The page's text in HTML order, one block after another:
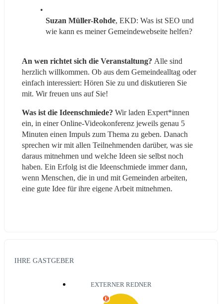
Suzan Müller-Rohde, EKD: Was ist SEO und
wie kann es meiner Gemeindewebseite helfen?
An wen richtet sich die Veranstaltung? Alle sind
herzlich willkommen. Ob aus dem Gemeindealltag oder
einfach interessiert: Hören Sie zu und diskutieren Sie
mit. Wir freuen uns auf Sie!
Was ist die Ideenschmiede? Wir laden Expert*innen
ein, in einer Online-Videokonferenz jeweils genau 5
Minuten einen Impuls zum Thema zu geben. Danach
sprechen wir mit allen Teilnehmenden darüber, was sie
daraus mitnehmen und welche Ideen sie selbst noch
haben. Ein Erfolg ist die Ideenschmiede immer dann,
wenn Menschen, die in und mit Gemeinden arbeiten,
eine gute Idee für ihre eigene Arbeit mitnehmen.
IHRE GASTGEBER
EXTERNER REDNER
E